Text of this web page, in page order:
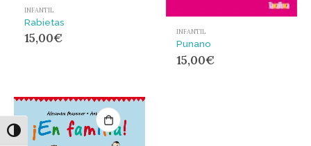
Alternar alto contraste
INFANTIL
Rabietas
15,00€ INFANTIL
Punano
15,00€